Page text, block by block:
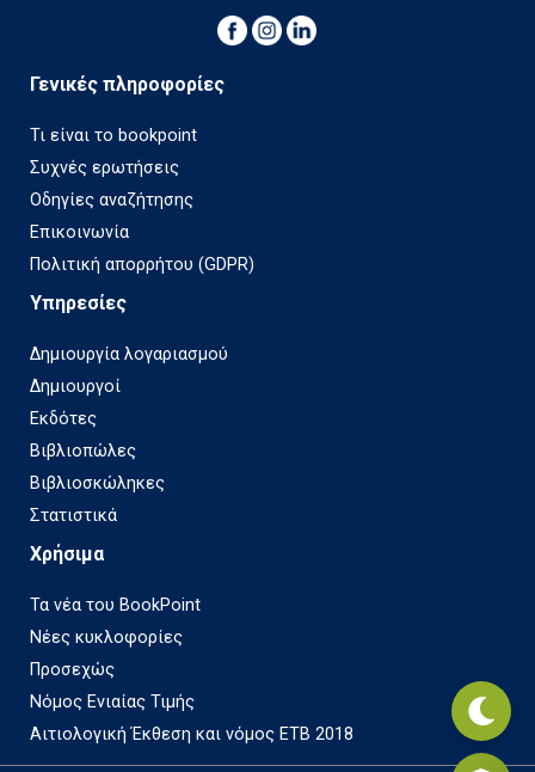
Γενικές πληροφορίες
Τι είναι το bookpoint
Συχνές ερωτήσεις
Οδηγίες αναζήτησης
Επικοινωνία
Πολιτική απορρήτου (GDPR)
Υπηρεσίες
Δημιουργία λογαριασμού
Δημιουργοί
Εκδότες
Βιβλιοπώλες
Βιβλιοσκώληκες
Στατιστικά
Χρήσιμα
Τα νέα του BookPoint
Νέες κυκλοφορίες
Προσεχώς
Νόμος Ενιαίας Τιμής
Αιτιολογική Έκθεση και νόμος ΕΤΒ 2018